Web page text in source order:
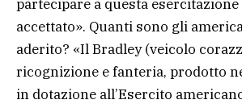
partecipare a questa
accettato». Quanti sono gli
aderito? «Il Bradley (veicolo
ricognizione e fanteria, prodotto
in dotazione all’Esercito